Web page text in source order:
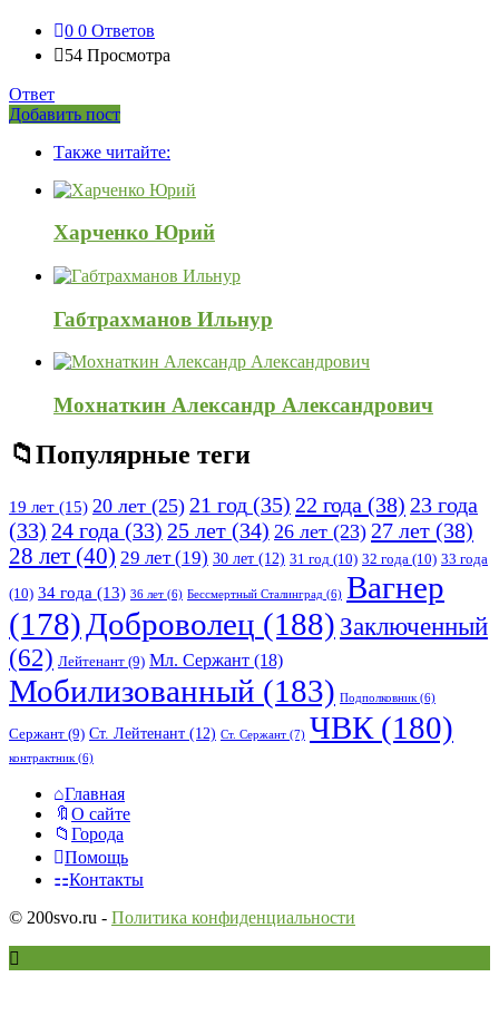
0 0 Ответов
54 Просмотра
Ответ
Боковая
Добавить пост
120x600Также читайте:
Харченко Юрий
Габтрахманов Ильнур
Мохнаткин Александр Александрович
Популярные теги
19 лет (15) 20 лет (25) 21 год (35) 22 года (38) 23 года
(33) 24 года (33) 25 лет (34) 26 лет (23) 27 лет (38)
28 лет (40) 29 лет(19) 30 лет (12) 31 год (10) 32 года (10) 33 года
(10) 34 года (13) 36 лет (6) Бессмертный Сталинград (6) Вагнер
(178) Доброволец (188) Заключенный
(62) Лейтенант (9) Мл. Сержант (18)
Мобилизованный (183) Подполковник (6)
Сержант (9) Ст. Лейтенант (12) Ст. Сержант (7) ЧВК (180)
контрактник (6)
Исследовать
Главная
О сайте
Города
Помощь
Контакты
© 200svo.ru - Политика конфиденциальности